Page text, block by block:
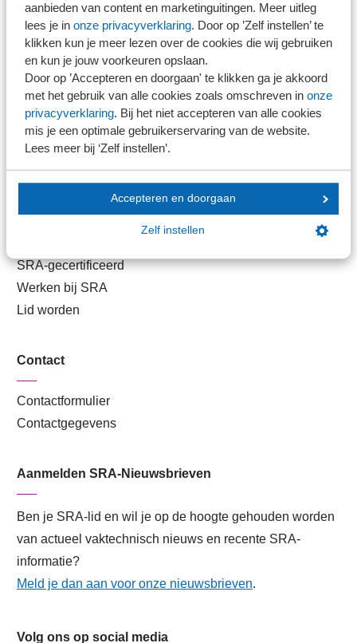
aanbieden van content en marketinguitingen. Meer uitleg
lees je in onze privacyverklaring. Door op ’Zelf instellen’ te
klikken kun je meer lezen over de cookies die wij gebruiken
en kun je jouw voorkeuren opslaan.
Door op ’Accepteren en doorgaan' te klikken ga je akkoord
met het gebruik van alle cookies zoals omschreven in onze
privacyverklaring. Bij het niet accepteren van alle cookies
mis je een optimale gebruikerservaring van de website.
Lees meer bij ‘Zelf instellen’.
Accepteren en doorgaan
Zelf instellen
Direct naar
Stel je vaktechnische vraag
Branche in Zicht
Dossiers
Kantoorvinder
Nieuwsbank
SRA-gecertificeerd
Werken bij SRA
Lid worden
Contact
Contactformulier
Contactgegevens
Aanmelden SRA-Nieuwsbrieven
Ben je SRA-lid en wil je op de hoogte gehouden worden
van actueel vaktechnisch nieuws en recente SRA-
informatie?
Meld je dan aan voor onze nieuwsbrieven.
Volg ons op social media